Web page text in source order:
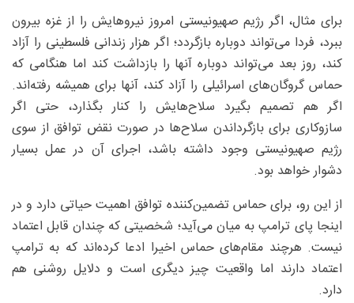
برای مثال، اگر رژیم صهیونیستی امروز نیروهایش را از غزه بیرون
ببرد، فردا می‌تواند دوباره بازگردد؛ اگر هزار زندانی فلسطینی را آزاد
کند، روز بعد می‌تواند دوباره آنها را بازداشت کند اما هنگامی که
حماس گروگان‌های اسرائیلی را آزاد کند، آنها برای همیشه رفته‌اند.
اگر هم تصمیم بگیرد سلاح‌هایش را کنار بگذارد، حتی اگر
سازوکاری برای بازگرداندن سلاح‌ها در صورت نقض توافق از سوی
رژیم صهیونیستی وجود داشته باشد، اجرای آن در عمل بسیار
دشوار خواهد بود.
از این رو، برای حماس تضمین‌کننده توافق اهمیت حیاتی دارد و در
اینجا پای ترامپ به میان می‌آید؛ شخصیتی که چندان قابل اعتماد
نیست. هرچند مقام‌های حماس اخیرا ادعا کرده‌اند که به ترامپ
اعتماد دارند اما واقعیت چیز دیگری است و دلایل روشنی هم
دارد.